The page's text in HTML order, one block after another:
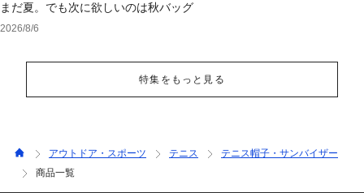
まだ夏。でも次に欲しいのは秋バッグ
2026/8/6
特集をもっと見る
アウトドア・スポーツ テニス
テニス帽子・サンバイザー
商品一覧